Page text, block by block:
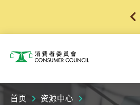
消费者委员会
首页 资源中心